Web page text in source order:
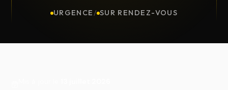
URGENCE / SUR RENDEZ-VOUS